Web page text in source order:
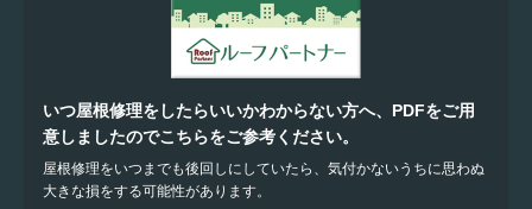
いつ屋根修理をしたらいいかわからない方へ、PDFをご用
意しましたのでこちらをご参考ください。
屋根修理をいつまでも後回しにしていたら、気付かないうちに思わぬ
大きな損をする可能性があります。